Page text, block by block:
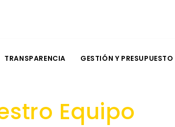
TRANSPARENCIA GESTIÓN Y PRESUPUESTO
Equipo